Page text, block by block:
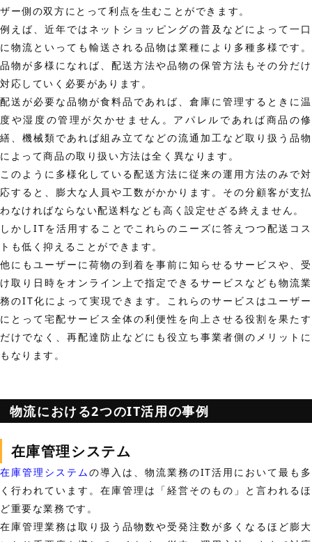
ザー側の双方にとって利点を生むことができます。
例えば、近年ではネットショッピングの普及などによって一口
に物流といっても輸送される品物は業種により多種多様です。
品物が多様になれば、配送方法や品物の保管方法もその分だけ
対応していく必要があります。
配送が必要な品物が食料品であれば、倉庫に管理するときに温
度や湿度の管理が欠かせません。アパレルであれば商品の修
繕、機械類であれば組み立てなどの流通加工など取り扱う品物
によって商品の取り扱い方法は全く異なります。
このように多様化している配送方法に従来の運用方法のみで対
応すると、膨大な人員や工数がかかります。その分顧客が支払
わなければならない配送料なども高く設定せざる終えません。
しかしITを活用することでこれらのニーズに答えつつ配送コス
トも低く抑えることができます。
他にもユーザーに荷物の到着を事前に知らせるサービスや、受
け取り日時をオンライン上で指定できるサービスなども物流業
務のIT化によって実現できます。これらのサービスはユーザー
にとって宅配サービス全体の利便性を向上させる役割を果たす
だけでなく、再配達防止などにも役立ち事業者側のメリットに
もなります。
物流における2つのIT活用の事例
在庫管理システム
在庫管理システムの導入は、物流業務のIT活用において最も多
く行われています。在庫管理は「経営そのもの」と言われるほ
ど重要な業務です。
在庫管理業務は取り扱う品物数や受発注数が多くなるほど膨大